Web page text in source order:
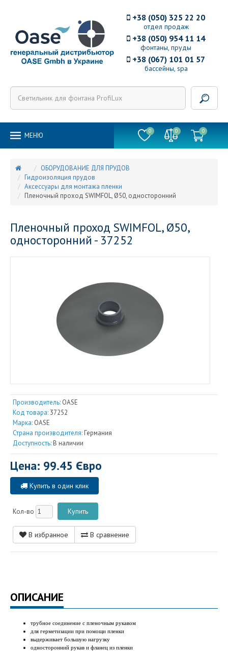
отдел продаж
+38 (050) 325 22 20
фонтаны, пруды
+38 (050) 954 11 14
бассейны, spa
+38 (067) 101 01 57
MEНЮ
0 0 0
ОБОРУДОВАНИЕ ДЛЯ ПРУДОВ
Гидроизоляция прудов
Аксессуары для монтажа пленки
Пленочный проход SWIMFOL, Ø50, односторонний
Пленочный проход SWIMFOL, Ø50,
односторонний - 37252
Производитель: OASE
Код товара: 37252
Марка: OASE
Страна производителя: Германия
Доступность: В наличии
Цена: 99.45 Євро
Купить в один клик
Кол-во
В избранное В сравнение
ОПИСАНИЕ
трубное соединение с пленочным рукавом
для герметизации при помощи пленки
выдерживает большую нагрузку
односторонний рукав и фланец из пленки